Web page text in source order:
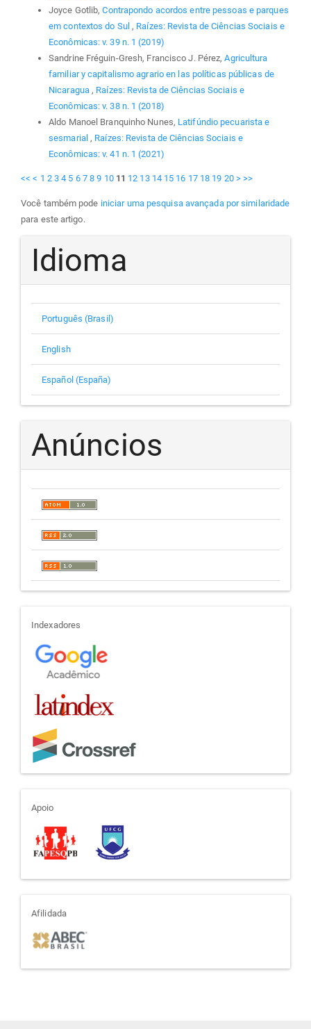
Joyce Gotlib,Contrapondo acordos entre pessoas e parques
em contextos do Sul , Raízes: Revista de Ciências Sociais e
Econômicas: v. 39 n. 1 (2019)
Sandrine Fréguin-Gresh, Francisco J. Pérez,Agricultura
familiar y capitalismo agrario en las políticas públicas de
Nicaragua , Raízes: Revista de Ciências Sociais e
Econômicas: v. 38 n. 1 (2018)
Aldo Manoel Branquinho Nunes, Latifúndio pecuarista e
sesmarial , Raízes: Revista de Ciências Sociais e
Econômicas: v. 41 n. 1 (2021)
<< < 1 2 3 4 5 6 7 8 9 10 11 12 13 14 15 16 17 18 19 20 > >>
Você também pode iniciar uma pesquisa avançada por similaridade
para este artigo.
Idioma
Português (Brasil)
English
Español (España)
Anúncios
indexadores
Indexadores
apoio
Apoio
afiliada
Afilidada